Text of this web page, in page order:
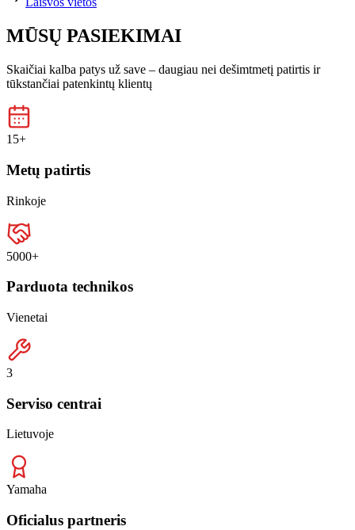
MŪSŲ PASIEKIMAI
Skaičiai kalba patys už save – daugiau nei dešimtmetį patirtis ir
tūkstančiai patenkintų klientų
15+
Metų patirtis
Rinkoje
5000+
Parduota technikos
Vienetai
3
Serviso centrai
Lietuvoje
Yamaha
Oficialus partneris